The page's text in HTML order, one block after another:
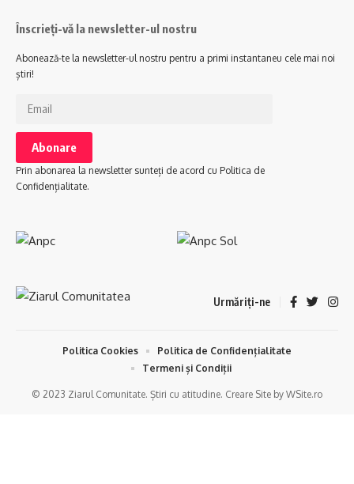
Înscrieți-vă la newsletter-ul nostru
Abonează-te la newsletter-ul nostru pentru a primi instantaneu cele mai noi
știri!
Prin abonarea la newsletter sunteți de acord cu Politica de
Confidențialitate.
Urmăriți-ne
© 2023 Ziarul Comunitate. Știri cu atitudine. Creare Site by WSite.ro
Politica Cookies
Politica de Confidențialitate
Termeni și Condiții